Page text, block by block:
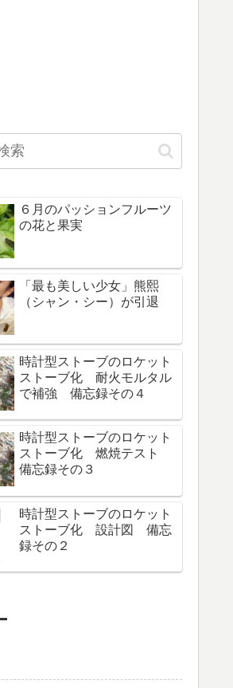
６月のパッションフルーツ
の花と果実
「最も美しい少女」熊熙
（シャン・シー）が引退
時計型ストーブのロケット
ストーブ化 耐火モルタル
で補強 備忘録その４
時計型ストーブのロケット
ストーブ化 燃焼テスト
備忘録その３
時計型ストーブのロケット
ストーブ化 設計図 備忘
録その２